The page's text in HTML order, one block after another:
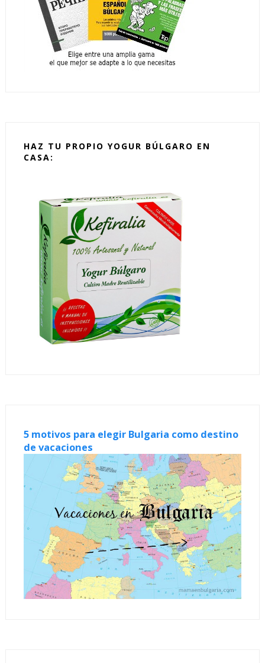
HAZ TU PROPIO YOGUR BÚLGARO EN
CASA:
5 motivos para elegir Bulgaria como destino
de vacaciones